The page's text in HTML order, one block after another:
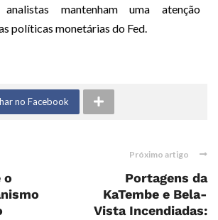
mantenham uma atenção
políticas monetárias do Fed.
no Facebook
o
Próximo artigo
Portagens da
KaTembe e Bela-
Vista Incendiadas: